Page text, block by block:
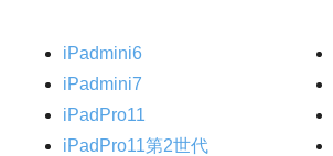
iPadmini6
iPadmini7
iPadPro11
iPadPro11第2世代